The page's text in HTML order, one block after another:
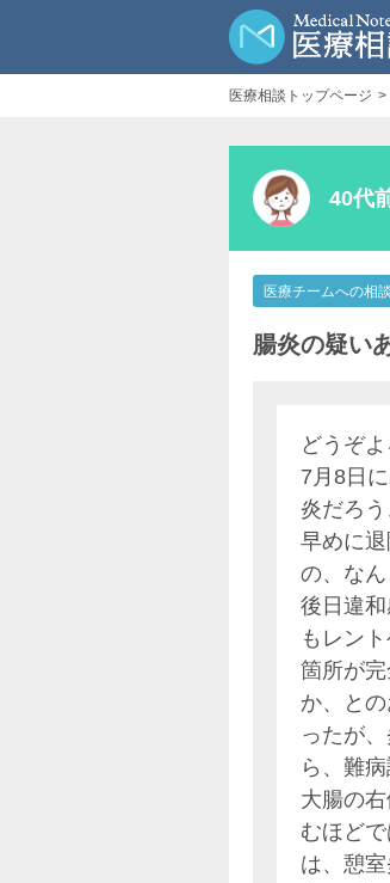
医療相談トップページ
40代
医療チームへの相談
腸炎の疑い
どうぞ
7月8日
炎だろ
早めに
の、なん
後日違
もレン
箇所が
か、と
ったが
ら、難
大腸の
むほど
は、憩